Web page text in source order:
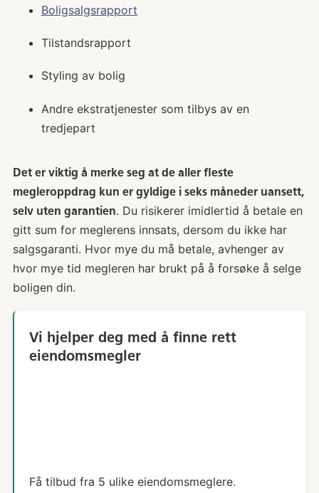
Boligsalgsrapport
Tilstandsrapport
Styling av bolig
Andre ekstratjenester som tilbys av en
tredjepart
Det er viktig å merke seg at de aller fleste
megleroppdrag kun er gyldige i seks måneder uansett,
selv uten garantien. Du risikerer imidlertid å betale en
gitt sum for meglerens innsats, dersom du ikke har
salgsgaranti. Hvor mye du må betale, avhenger av
hvor mye tid megleren har brukt på å forsøke å selge
boligen din.
Vi hjelper deg med å finne rett
eiendomsmegler
Få tilbud fra 5 ulike eiendomsmeglere.